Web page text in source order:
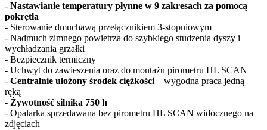
- Nastawianie temperatury płynne w 9 zakresach za pomocą
pokrętła
- Sterowanie dmuchawą przełącznikiem 3-stopniowym
- Nadmuch zimnego powietrza do szybkiego studzenia dyszy i
wychładzania grzałki
- Bezpiecznik termiczny
- Uchwyt do zawieszenia oraz do montażu pirometru HL SCAN
- Centralnie ułożony środek ciężkości– wygodna praca jedną
ręką
- Żywotność silnika 750 h
- Opalarka sprzedawana bez pirometru HL SCAN widocznego na
zdjęciach